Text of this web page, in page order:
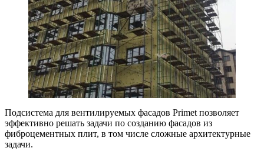
Подсистема для вентилируемых фасадов Primet позволяет
эффективно решать задачи по созданию фасадов из
фиброцементных плит, в том числе сложные архитектурные
задачи.